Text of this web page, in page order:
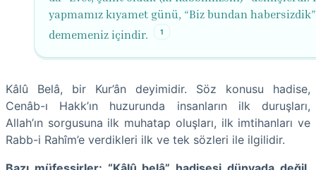
yapmamız kıyamet günü, “Biz bundan habersizdik”
dememeniz içindir.
1
Kâlû Belâ, bir Kur’ân deyimidir. Söz konusu hadise,
Cenâb-ı Hakk’ın huzurunda insanların ilk duruşları,
Allah’ın sorgusuna ilk muhatap oluşları, ilk imtihanları ve
Rabb-i Rahîm’e verdikleri ilk ve tek sözleri ile ilgilidir.